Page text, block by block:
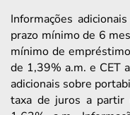
Informações
prazo mínimo de 6
mínimo de
de 1,39% a.m. e CET
adicionais sobre
taxa de juros a